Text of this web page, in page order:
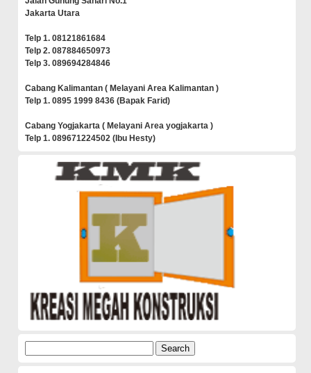
Jakarta Utara
Telp 1. 08121861684
Telp 2. 087884650973
Telp 3. 089694284846
Cabang Kalimantan ( Melayani Area Kalimantan )
Telp 1. 0895 1999 8436 (Bapak Farid)
Cabang Yogjakarta ( Melayani Area yogjakarta )
Telp 1. 089671224502 (Ibu Hesty)